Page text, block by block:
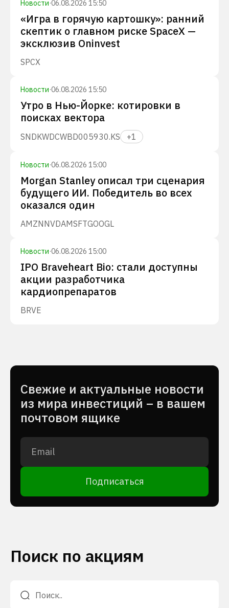
Новости·06.08.2026 15:50
«Игра в горячую картошку»: ранний
скептик о главном риске SpaceX —
эксклюзив Oninvest
SPCX
Новости·06.08.2026 15:50
Утро в Нью-Йорке: котировки в
поисках вектора
SNDKWDCWBD005930.KS +1
Новости·06.08.2026 15:00
Morgan Stanley описал три сценария
будущего ИИ. Победитель во всех
оказался один
AMZNNVDAMSFTGOOGL
Новости·06.08.2026 15:00
IPO Braveheart Bio: стали доступны
акции разработчика
кардиопрепаратов
BRVE
Cвежие и актуальные новости
из мира инвестиций – в вашем
почтовом ящике
Подписаться
Поиск по акциям